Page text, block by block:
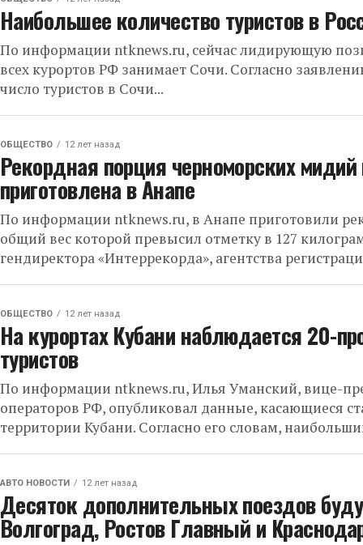
Наибольшее количество туристов в
По информации ntknews.ru, сейчас лидирующую
всех курортов РФ занимает Сочи. Согласно
число туристов в Сочи...
ОБЩЕСТВО 12 лет назад
Рекордная порция черноморских
приготовлена в Анапе
По информации ntknews.ru, в Анапе приготовили
общий вес которой превысил отметку в 127
гендиректора «Интеррекорда», агентства
ОБЩЕСТВО 12 лет назад
На курортах Кубани наблюдается 20-
туристов
По информации ntknews.ru, Илья Уманский, вице-
операторов РФ, опубликовал данные, касающиеся
территории Кубани. Согласно его словам,
АВТО НОВОСТИ 12 лет назад
Десяток дополнительных поездов
Волгоград, Ростов Главный и